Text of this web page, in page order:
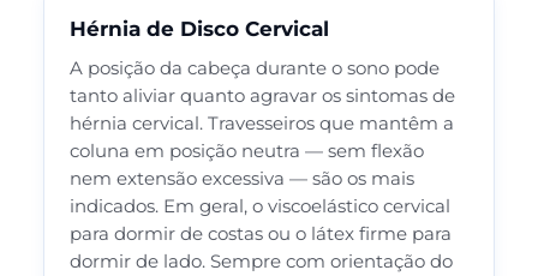
Hérnia de Disco Cervical
A posição da cabeça durante o sono pode
tanto aliviar quanto agravar os sintomas de
hérnia cervical. Travesseiros que mantêm a
coluna em posição neutra — sem flexão
nem extensão excessiva — são os mais
indicados. Em geral, o viscoelástico cervical
para dormir de costas ou o látex firme para
dormir de lado. Sempre com orientação do